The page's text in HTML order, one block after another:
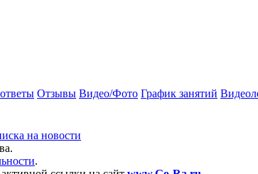
Отзывы Видео/Фото График занятий
на новости
.